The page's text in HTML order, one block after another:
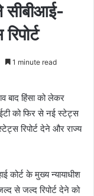
सीबीआई-
1 minute read
बाद हिंसा को लेकर
को फिर से नई स्टेट्स
रिपोर्ट देने और राज्य
कोर्ट के मुख्य न्यायाधीश
से जल्द रिपोर्ट देने को